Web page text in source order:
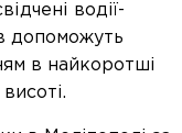
водії-
допоможуть
в найкоротші